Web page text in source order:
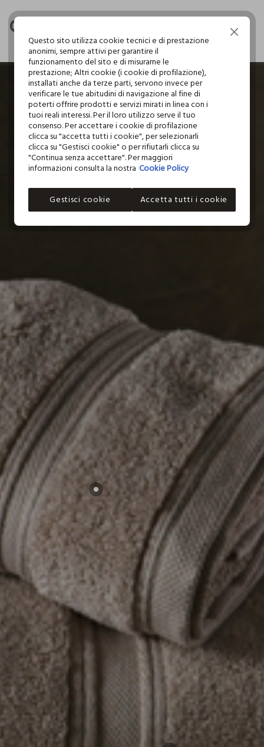
TEMPERATURA MASSIMA 40°C - PROCEDURA
NON LAVARE A SECCO
ASCIUGATURA A TAMBURO AMMESSA TEMPERATURA
RIDOTTA
TEMPERATURA MASSIMA DELLA PIASTRA DEL FERRO
110°C, LA STIRATURA A VAPORE PUO' PROVOCARE
DANNI IRREVERSIBILI
restrittivi rispetto a quelli previsti dalla normativa
Clicca qui per vedere i dettagli
I nostri fornitori
FABRICA DE TECIDOS DO CARVALHO
MADE IN PORTUGAL
cambiare idea e restituire i prodotti che hai acquistato.
Completa il Look
Questo sito utilizza cookie tecnici e di prestazione
anonimi, sempre attivi per garantire il
funzionamento del sito e di misurarne le
prestazione; Altri cookie (i cookie di profilazione),
installati anche da terze parti, servono invece per
verificare le tue abitudini di navigazione al fine di
poterti offrire prodotti e servizi mirati in linea con i
tuoi reali interessi. Per il loro utilizzo serve il tuo
consenso. Per accettare i cookie di profilazione
clicca su "accetta tutti i cookie", per selezionarli
clicca su "Gestisci cookie" o per rifiutarli clicca su
"Continua senza accettare". Per maggiori
informazioni consulta la nostra Cookie Policy
Gestisci cookie Accetta tutti i cookie
Continua senza accettare